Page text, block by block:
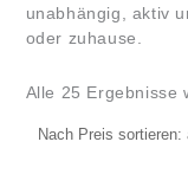
unabhängig, aktiv
oder zuhause.
Alle 25 Ergebnisse